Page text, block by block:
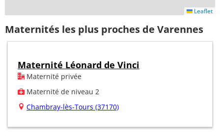
Leaflet
Maternités les plus proches de Varennes
Maternité Léonard de Vinci
Maternité privée
Maternité de niveau 2
Chambray-lès-Tours (37170)